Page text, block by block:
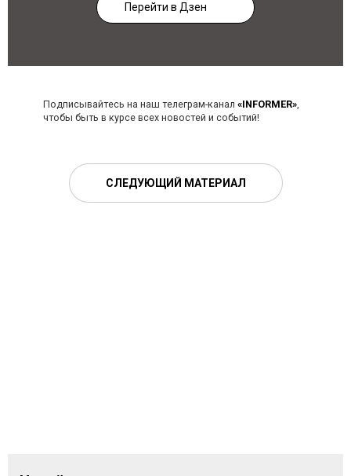
Перейти в Дзен
Подписывайтесь на наш телеграм-канал «INFORMER»,
чтобы быть в курсе всех новостей и событий!
СЛЕДУЮЩИЙ МАТЕРИАЛ